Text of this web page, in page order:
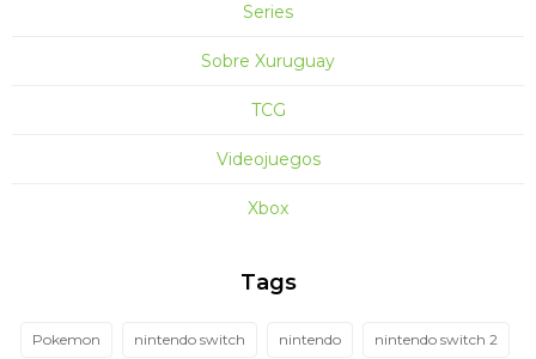
Series
Sobre Xuruguay
TCG
Videojuegos
Xbox
Tags
Pokemon nintendo switch nintendo nintendo switch 2